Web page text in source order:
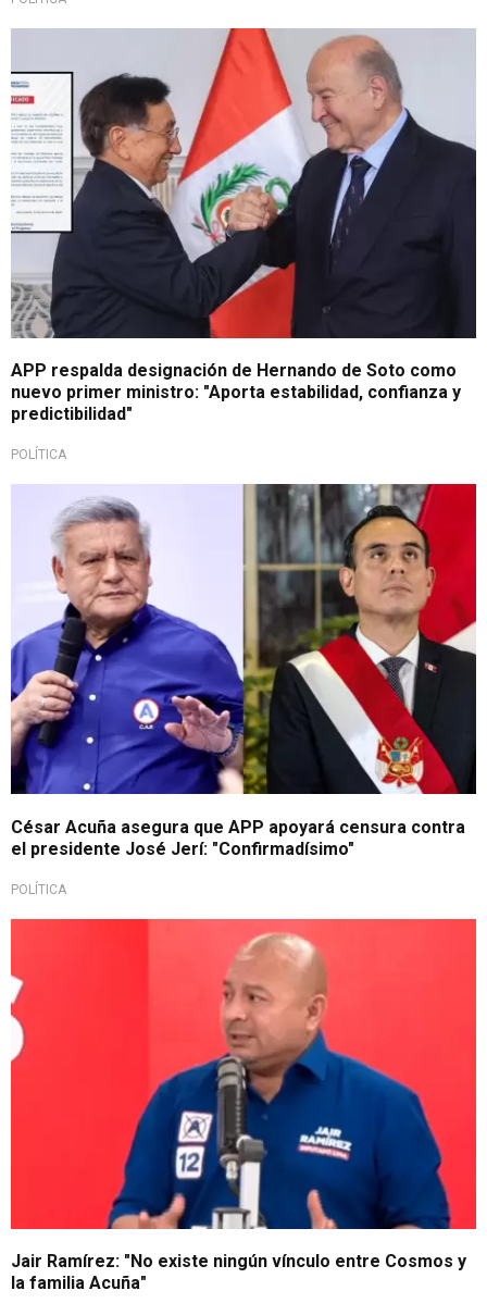
APP respalda designación de Hernando de Soto como
nuevo primer ministro: "Aporta estabilidad, confianza y
predictibilidad"
POLÍTICA
Decisión unánime
César Acuña asegura que APP apoyará censura contra
el presidente José Jerí: "Confirmadísimo"
POLÍTICA
Jair Ramírez: "No existe ningún vínculo entre Cosmos y
la familia Acuña"